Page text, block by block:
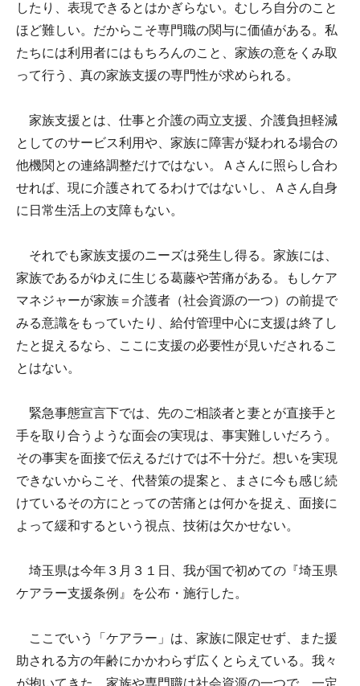
したり、表現できるとはかぎらない。むしろ自分のこと
ほど難しい。だからこそ専門職の関与に価値がある。私
たちには利用者にはもちろんのこと、家族の意をくみ取
って行う、真の家族支援の専門性が求められる。
家族支援とは、仕事と介護の両立支援、介護負担軽減
としてのサービス利用や、家族に障害が疑われる場合の
他機関との連絡調整だけではない。Ａさんに照らし合わ
せれば、現に介護されてるわけではないし、Ａさん自身
に日常生活上の支障もない。
それでも家族支援のニーズは発生し得る。家族には、
家族であるがゆえに生じる葛藤や苦痛がある。もしケア
マネジャーが家族＝介護者（社会資源の一つ）の前提で
みる意識をもっていたり、給付管理中心に支援は終了し
たと捉えるなら、ここに支援の必要性が見いだされるこ
とはない。
緊急事態宣言下では、先のご相談者と妻とが直接手と
手を取り合うような面会の実現は、事実難しいだろう。
その事実を面接で伝えるだけでは不十分だ。想いを実現
できないからこそ、代替策の提案と、まさに今も感じ続
けているその方にとっての苦痛とは何かを捉え、面接に
よって緩和するという視点、技術は欠かせない。
埼玉県は今年３月３１日、我が国で初めての『埼玉県
ケアラー支援条例』を公布・施行した。
ここでいう「ケアラー」は、家族に限定せず、また援
助される方の年齢にかかわらず広くとらえている。我々